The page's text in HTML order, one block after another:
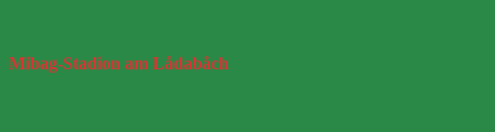
Mibag-Stadion am Lådabåch